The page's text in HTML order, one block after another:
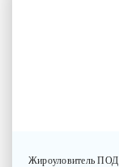
ЖироуловительПОД